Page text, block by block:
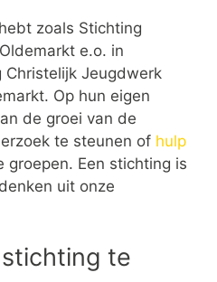
zoals Stichting
e.o. in
Jeugdwerk
Op hun eigen
de groei van de
te steunen of hulp
groepen. Een stichting is
uit onze
te